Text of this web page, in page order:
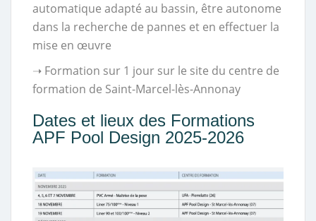
automatique adapté au bassin, être autonome
dans la recherche de pannes et en effectuer la
mise en œuvre
➝ Formation sur 1 jour sur le site du centre de
formation de Saint-Marcel-lès-Annonay
Dates et lieux des Formations
APF Pool Design 2025-2026